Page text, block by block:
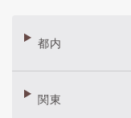
都内
関東